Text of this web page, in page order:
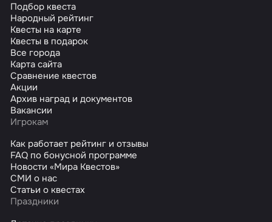
Подбор квеста
Народный рейтинг
Квесты на карте
Квесты в подарок
Все города
Карта сайта
Сравнение квестов
Акции
Архив наград и документов
Вакансии
Игрокам
Как работает рейтинг и отзывы
FAQ по бонусной программе
Новости «Мира Квестов»
СМИ о нас
Статьи о квестах
Праздники